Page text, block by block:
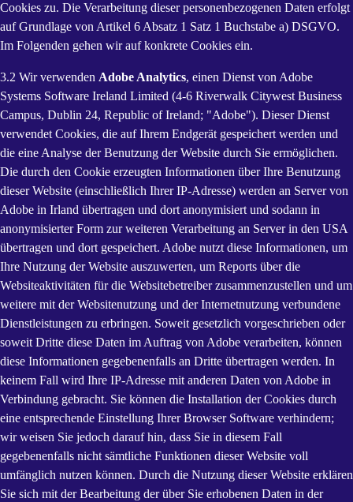
Cookies zu. Die Verarbeitung dieser personenbezogenen Daten erfolgt
auf Grundlage von Artikel 6 Absatz 1 Satz 1 Buchstabe a) DSGVO.
Im Folgenden gehen wir auf konkrete Cookies ein.
3.2 Wir verwenden Adobe Analytics, einen Dienst von Adobe
Systems Software Ireland Limited (4-6 Riverwalk Citywest Business
Campus, Dublin 24, Republic of Ireland; "Adobe"). Dieser Dienst
verwendet Cookies, die auf Ihrem Endgerät gespeichert werden und
die eine Analyse der Benutzung der Website durch Sie ermöglichen.
Die durch den Cookie erzeugten Informationen über Ihre Benutzung
dieser Website (einschließlich Ihrer IP-Adresse) werden an Server von
Adobe in Irland übertragen und dort anonymisiert und sodann in
anonymisierter Form zur weiteren Verarbeitung an Server in den USA
übertragen und dort gespeichert. Adobe nutzt diese Informationen, um
Ihre Nutzung der Website auszuwerten, um Reports über die
Websiteaktivitäten für die Websitebetreiber zusammenzustellen und um
weitere mit der Websitenutzung und der Internetnutzung verbundene
Dienstleistungen zu erbringen. Soweit gesetzlich vorgeschrieben oder
soweit Dritte diese Daten im Auftrag von Adobe verarbeiten, können
diese Informationen gegebenenfalls an Dritte übertragen werden. In
keinem Fall wird Ihre IP-Adresse mit anderen Daten von Adobe in
Verbindung gebracht. Sie können die Installation der Cookies durch
eine entsprechende Einstellung Ihrer Browser Software verhindern;
wir weisen Sie jedoch darauf hin, dass Sie in diesem Fall
gegebenenfalls nicht sämtliche Funktionen dieser Website voll
umfänglich nutzen können. Durch die Nutzung dieser Website erklären
Sie sich mit der Bearbeitung der über Sie erhobenen Daten in der